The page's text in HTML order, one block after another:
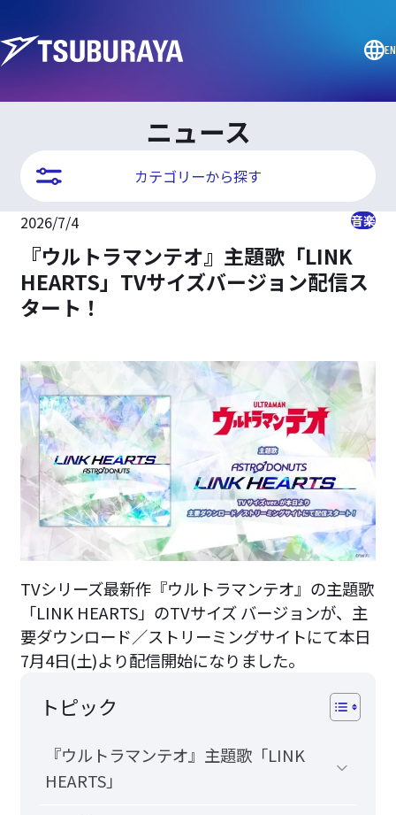
EN
ニュース
カテゴリーから探す
2026/7/4 音楽
『ウルトラマンテオ』主題歌「LINK
HEARTS」TVサイズバージョン配信ス
タート！
TVシリーズ最新作『ウルトラマンテオ』の主題歌
「LINK HEARTS」のTVサイズ バージョンが、主
要ダウンロード／ストリーミングサイトにて本日
7月4日(土)より配信開始になりました。
トピック
『ウルトラマンテオ』主題歌「LINK
HEARTS」